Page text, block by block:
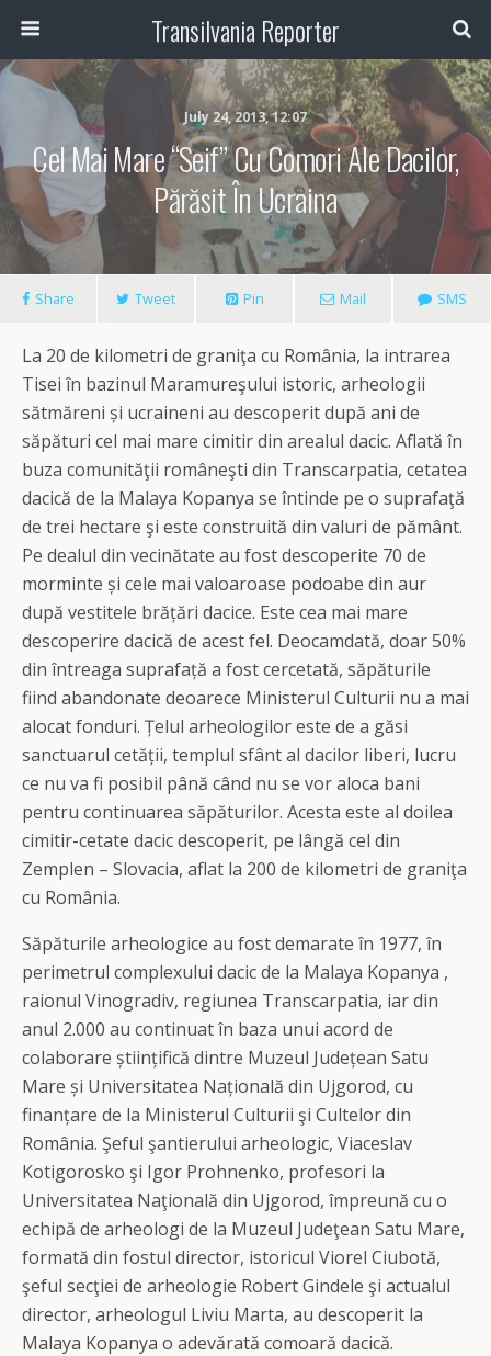
Transilvania Reporter
July 24, 2013, 12:07
Cel Mai Mare “seif” Cu Comori Ale Dacilor,
Părăsit În Ucraina
Share Tweet Pin Mail SMS
La 20 de kilometri de graniţa cu România, la intrarea
Tisei în bazinul Maramureşului istoric, arheologii
sătmăreni și ucraineni au descoperit după ani de
săpături cel mai mare cimitir din arealul dacic. Aflată în
buza comunităţii româneşti din Transcarpatia, cetatea
dacică de la Malaya Kopanya se întinde pe o suprafaţă
de trei hectare şi este construită din valuri de pământ.
Pe dealul din vecinătate au fost descoperite 70 de
morminte și cele mai valoaroase podoabe din aur
după vestitele brățări dacice. Este cea mai mare
descoperire dacică de acest fel. Deocamdată, doar 50%
din întreaga suprafață a fost cercetată, săpăturile
fiind abandonate deoarece Ministerul Culturii nu a mai
alocat fonduri. Țelul arheologilor este de a găsi
sanctuarul cetății, templul sfânt al dacilor liberi, lucru
ce nu va fi posibil până când nu se vor aloca bani
pentru continuarea săpăturilor. Acesta este al doilea
cimitir-cetate dacic descoperit, pe lângă cel din
Zemplen – Slovacia, aflat la 200 de kilometri de graniţa
cu România.
Săpăturile arheologice au fost demarate în 1977, în
perimetrul complexului dacic de la Malaya Kopanya ,
raionul Vinogradiv, regiunea Transcarpatia, iar din
anul 2.000 au continuat în baza unui acord de
colaborare științifică dintre Muzeul Județean Satu
Mare și Universitatea Națională din Ujgorod, cu
finanțare de la Ministerul Culturii şi Cultelor din
România. Şeful şantierului arheologic, Viaceslav
Kotigorosko şi Igor Prohnenko, profesori la
Universitatea Naţională din Ujgorod, împreună cu o
echipă de arheologi de la Muzeul Judeţean Satu Mare,
formată din fostul director, istoricul Viorel Ciubotă,
şeful secţiei de arheologie Robert Gindele şi actualul
director, arheologul Liviu Marta, au descoperit la
Malaya Kopanya o adevărată comoară dacică.